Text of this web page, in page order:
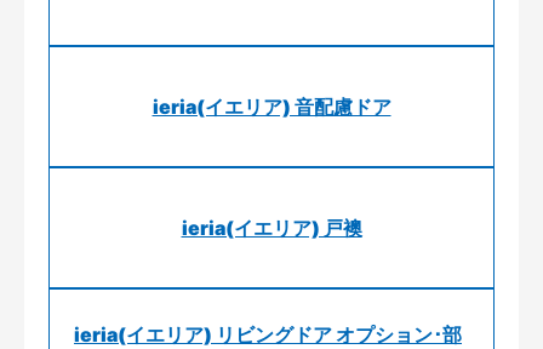
ieria(イエリア) 音配慮ドア
ieria(イエリア) 戸襖
ieria(イエリア) リビングドア オプション･部